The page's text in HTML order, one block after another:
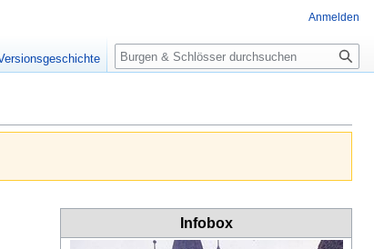
Infobox
Anmelden
Suche